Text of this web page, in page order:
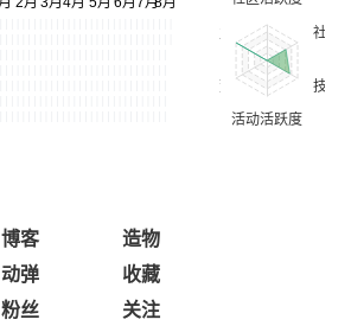
博客
造物
动弹
收藏
粉丝 关注